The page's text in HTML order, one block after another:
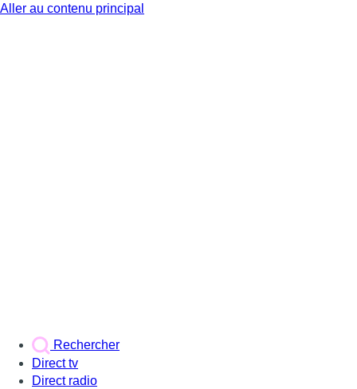
Aller au contenu principal
Rechercher
Direct tv
Direct radio